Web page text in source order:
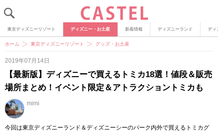
東京ディズニーリゾート ディズニー・お土産 新着情報 ディズニーランド ディ
ホーム 東京ディズニーリゾート グッズ・お土産
2019年07月14日
【最新版】ディズニーで買えるトミカ18選！値段＆販売
場所まとめ！イベント限定＆アトラクショントミカも
mimi
今回は東京ディズニーランド＆ディズニーシーのパーク内外で買えるトミカグ